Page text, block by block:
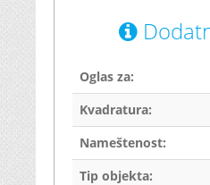
Oglas za:
Kvadratura:
Nameštenost:
Tip objekta: